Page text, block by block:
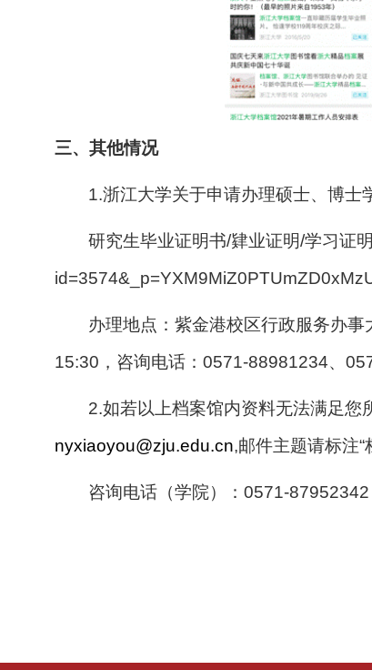
三、其他情况
1.浙江大学关于申请办理硕士、博士
研究生毕业证明书/肄业证明/学习证
办理地点：紫金港校区行政服务办
15:30，咨询电话：0571-88981234、
2.如若以上档案馆内资料无法满足您
nyxiaoyou@zju.edu.cn,邮件主题请标注“
咨询电话（学院）： 0571-87952342